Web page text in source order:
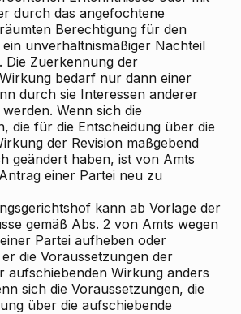
durch das angefochtene
Berechtigung für den
unverhältnismäßiger Nachteil
Die Zuerkennung der
bedarf nur dann einer
durch sie Interessen anderer
Wenn sich die
die für die Entscheidung über die
der Revision maßgebend
geändert haben, ist von Amts
einer Partei neu zu
kann ab Vorlage der
gemäß Abs. 2 von Amts wegen
Partei aufheben oder
die Voraussetzungen der
aufschiebenden Wirkung anders
sich die Voraussetzungen, die
über die aufschiebende